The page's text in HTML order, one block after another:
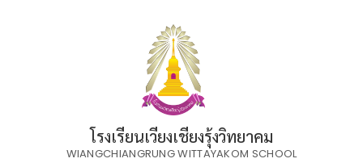
โรงเรียนเวียงเชียงรุ้งวิทยาคม
WIANGCHIANGRUNG WITTAYAKOM SCHOOL